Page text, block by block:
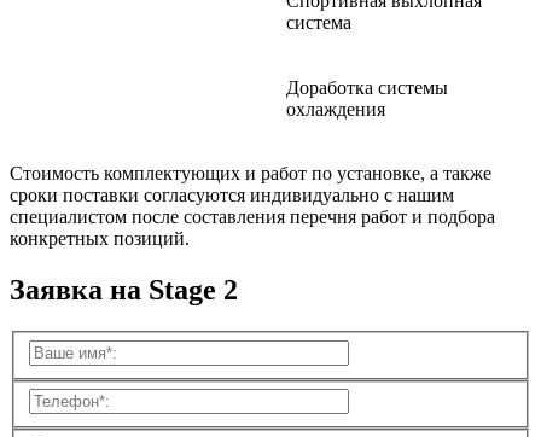
система
Доработка системы
охлаждения
Стоимость комплектующих и работ по установке, а также
сроки поставки согласуются индивидуально с нашим
специалистом после составления перечня работ и подбора
конкретных позиций.
Заявка на Stage 2